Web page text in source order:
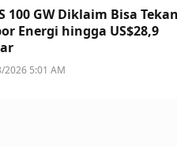
100 GW Diklaim Bisa
Energi hingga US$28,9
2026 5:01 AM